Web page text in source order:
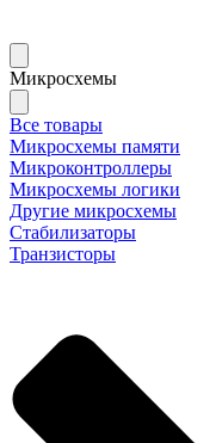
Микросхемы
Все товары
Микросхемы памяти
Микроконтроллеры
Микросхемы логики
Другие микросхемы
Стабилизаторы
Транзисторы